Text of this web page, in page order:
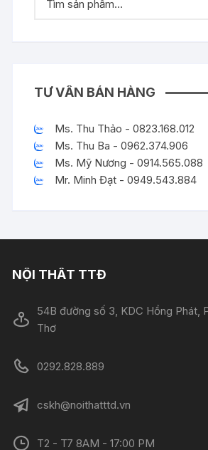
TƯ VẤN BÁN HÀNG
Ms. Thu Thảo - 0823.168.012
Ms. Thu Ba - 0962.374.906
Ms. Mỹ Nương - 0914.565.088
Mr. Minh Đạt - 0949.543.884
NỘI THẤT TTĐ
54B đường số 3, KDC Hồng Phát,
Thơ
0292.828.889
cskh@noithatttd.vn
T2 - T7 8AM - 17:00 PM